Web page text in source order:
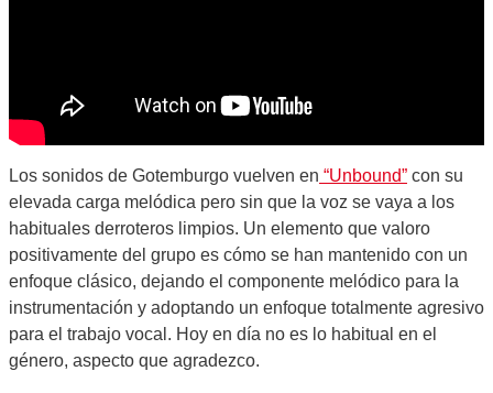
Los sonidos de Gotemburgo vuelven en “Unbound” con su
elevada carga melódica pero sin que la voz se vaya a los
habituales derroteros limpios. Un elemento que valoro
positivamente del grupo es cómo se han mantenido con un
enfoque clásico, dejando el componente melódico para la
instrumentación y adoptando un enfoque totalmente agresivo
para el trabajo vocal. Hoy en día no es lo habitual en el
género, aspecto que agradezco.